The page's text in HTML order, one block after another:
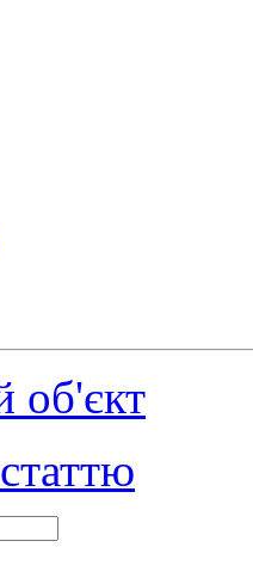
об'єкт